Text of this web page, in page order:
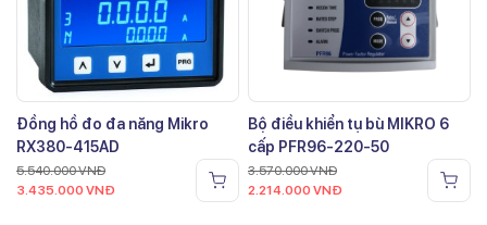
Đồng hồ đo đa năng Mikro
RX380-415AD
5.540.000VNĐ
3.435.000 VNĐ
Bộ điều khiển tụ bù MIKRO 6
cấp PFR96-220-50
3.570.000VNĐ
2.214.000 VNĐ